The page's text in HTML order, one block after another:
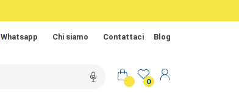
Whatsapp Chi siamo Contattaci Blog
0